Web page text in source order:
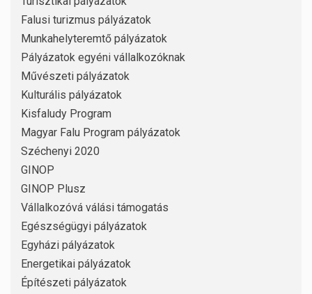
Falusi turizmus pályázatok
Munkahelyteremtő pályázatok
Pályázatok egyéni vállalkozóknak
Művészeti pályázatok
Kulturális pályázatok
Kisfaludy Program
Magyar Falu Program pályázatok
Széchenyi 2020
GINOP
GINOP Plusz
Vállalkozóvá válási támogatás
Egészségügyi pályázatok
Egyházi pályázatok
Energetikai pályázatok
Építészeti pályázatok